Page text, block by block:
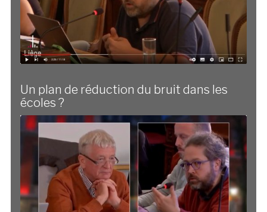
Un plan de réduction du bruit dans les
écoles ?